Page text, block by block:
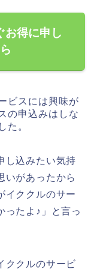
お得に申し
ビスには興味が
の申込みはしな
た。
し込みたい気持
いがあったから
イククルのサー
ったよ♪」と言っ
ククルのサービ